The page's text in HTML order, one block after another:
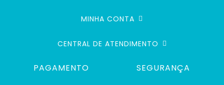
MINHA CONTA
CENTRAL DE ATENDIMENTO
PAGAMENTO SEGURANÇA